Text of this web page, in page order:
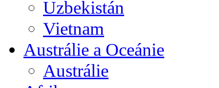
Uzbekistán
Vietnam
Austrálie a Oceánie
Austrálie